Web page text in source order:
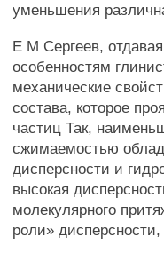
уменьшения
Е М Сергеев,
особенностям
механические
состава, которое
частиц Так,
сжимаемостью
дисперсности и
высокая
молекулярного
роли»